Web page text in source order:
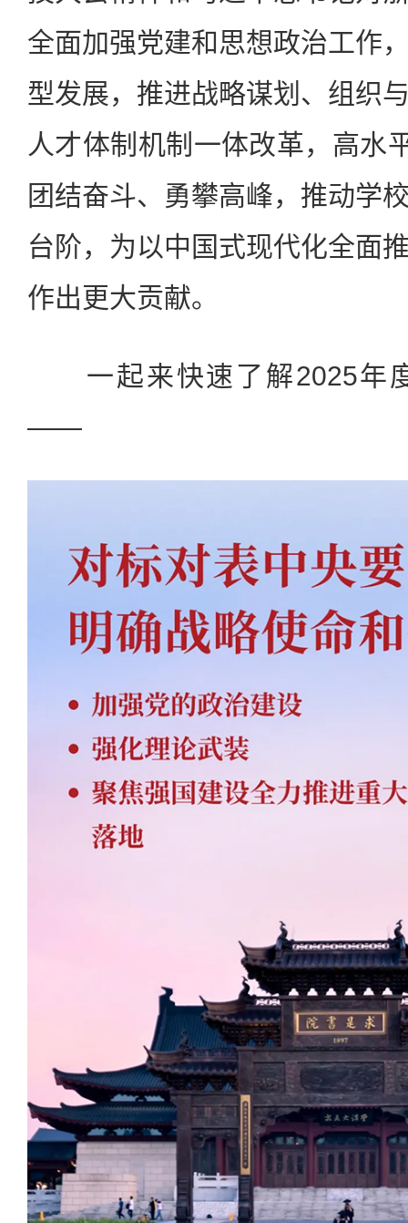
全面加强党建和思想政治工作
型发展，推进战略谋划、组织
人才体制机制一体改革，高水
团结奋斗、勇攀高峰，推动学
台阶，为以中国式现代化全面
作出更大贡献。
一起来快速了解2025年
——